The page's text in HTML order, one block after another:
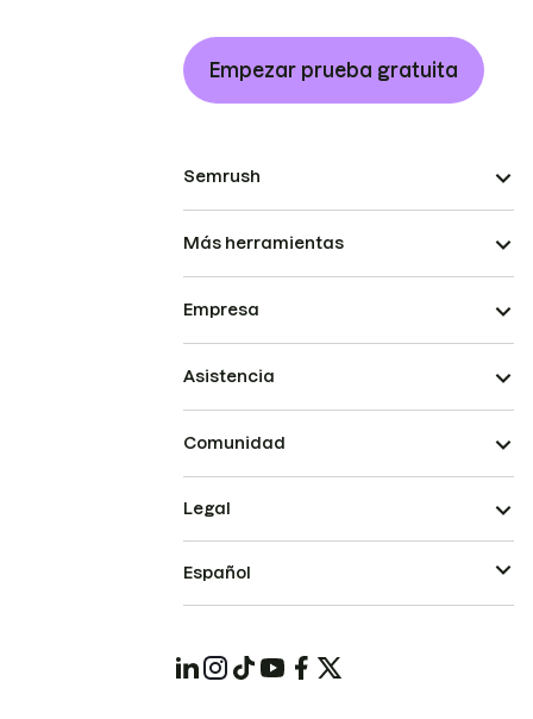
Empezar prueba gratuita
Semrush
Más herramientas
Empresa
Asistencia
Comunidad
Legal
Español